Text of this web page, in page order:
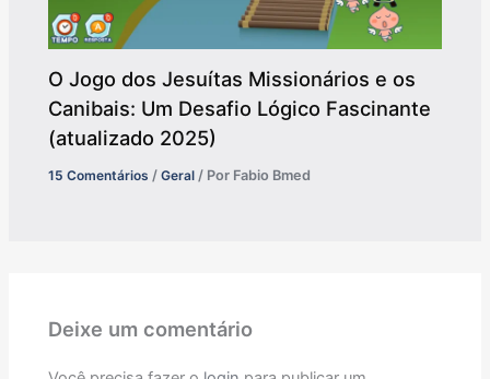
O Jogo dos Jesuítas Missionários e os
Canibais: Um Desafio Lógico Fascinante
(atualizado 2025)
15 Comentários /Geral / Por Fabio Bmed
Deixe um comentário